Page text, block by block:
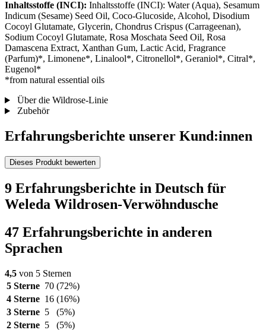
Inhaltsstoffe (INCI): Inhaltsstoffe (INCI): Water (Aqua), Sesamum
Indicum (Sesame) Seed Oil, Coco-Glucoside, Alcohol, Disodium
Cocoyl Glutamate, Glycerin, Chondrus Crispus (Carrageenan),
Sodium Cocoyl Glutamate, Rosa Moschata Seed Oil, Rosa
Damascena Extract, Xanthan Gum, Lactic Acid, Fragrance
(Parfum)*, Limonene*, Linalool*, Citronellol*, Geraniol*, Citral*,
Eugenol*
*from natural essential oils
Über die Wildrose-Linie
Zubehör
Erfahrungsberichte unserer Kund:innen
Dieses Produkt bewerten
9 Erfahrungsberichte in Deutsch für
Weleda Wildrosen-Verwöhndusche
47 Erfahrungsberichte in anderen
Sprachen
4,5 von 5 Sternen
5 Sterne 70 (72%)
4 Sterne 16 (16%)
3 Sterne 5
(5%)
2 Sterne 5
(5%)